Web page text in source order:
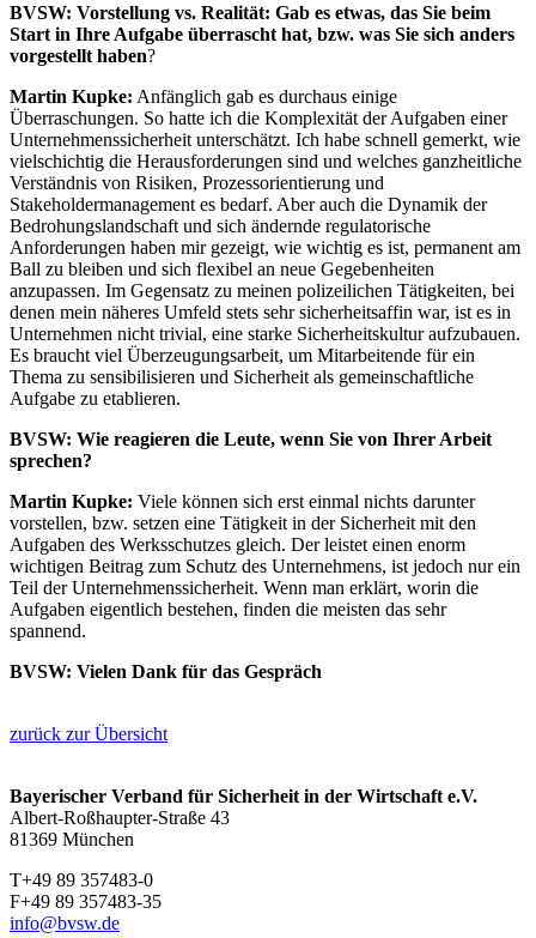
BVSW: Vorstellung vs. Realität: Gab es etwas, das Sie beim
Start in Ihre Aufgabe überrascht hat, bzw. was Sie sich anders
vorgestellt haben?
Martin Kupke: Anfänglich gab es durchaus einige
Überraschungen. So hatte ich die Komplexität der Aufgaben einer
Unternehmenssicherheit unterschätzt. Ich habe schnell gemerkt, wie
vielschichtig die Herausforderungen sind und welches ganzheitliche
Verständnis von Risiken, Prozessorientierung und
Stakeholdermanagement es bedarf. Aber auch die Dynamik der
Bedrohungslandschaft und sich ändernde regulatorische
Anforderungen haben mir gezeigt, wie wichtig es ist, permanent am
Ball zu bleiben und sich flexibel an neue Gegebenheiten
anzupassen. Im Gegensatz zu meinen polizeilichen Tätigkeiten, bei
denen mein näheres Umfeld stets sehr sicherheitsaffin war, ist es in
Unternehmen nicht trivial, eine starke Sicherheitskultur aufzubauen.
Es braucht viel Überzeugungsarbeit, um Mitarbeitende für ein
Thema zu sensibilisieren und Sicherheit als gemeinschaftliche
Aufgabe zu etablieren.
BVSW: Wie reagieren die Leute, wenn Sie von Ihrer Arbeit
sprechen?
Martin Kupke: Viele können sich erst einmal nichts darunter
vorstellen, bzw. setzen eine Tätigkeit in der Sicherheit mit den
Aufgaben des Werksschutzes gleich. Der leistet einen enorm
wichtigen Beitrag zum Schutz des Unternehmens, ist jedoch nur ein
Teil der Unternehmenssicherheit. Wenn man erklärt, worin die
Aufgaben eigentlich bestehen, finden die meisten das sehr
spannend.
BVSW: Vielen Dank für das Gespräch
zurück zur Übersicht
Bayerischer Verband für Sicherheit in der Wirtschaft e.V.
Albert-Roßhaupter-Straße 43
81369 München
T+49 89 357483-0
F+49 89 357483-35
info@bvsw.de